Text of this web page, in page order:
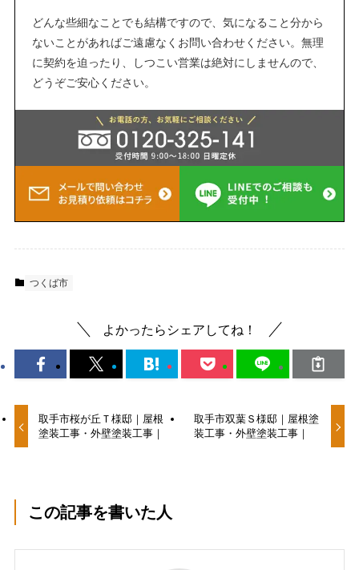
どんな些細なことでも結構ですので、気になること分から
ないことがあればご遠慮なくお問い合わせください。無理
に契約を迫ったり、しつこい営業は絶対にしませんので、
どうぞご安心ください。
つくば市
よかったらシェアしてね！
取手市桜が丘Ｔ様邸｜屋根
塗装工事・外壁塗装工事｜
取手市双葉Ｓ様邸｜屋根塗
装工事・外壁塗装工事｜
この記事を書いた人